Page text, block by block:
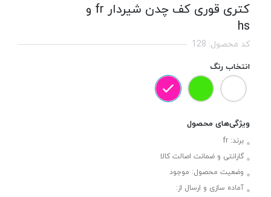
کتری قوری کف چدن شیردار fr و
hs
کد محصول: 128
انتخاب رنگ
ویژگی‌های محصول
برند: fr
گارانتی و ضمانت اصالت کالا
وضعیت محصول: موجود
آماده سازی و ارسال از: